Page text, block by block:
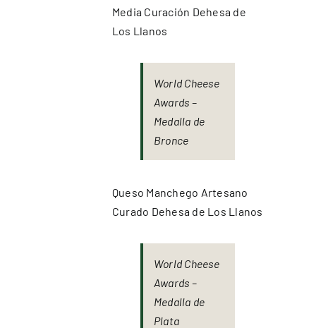
Media Curación Dehesa de
Los Llanos
World Cheese
Awards –
Medalla de
Bronce
Queso Manchego Artesano
Curado Dehesa de Los Llanos
World Cheese
Awards –
Medalla de
Plata